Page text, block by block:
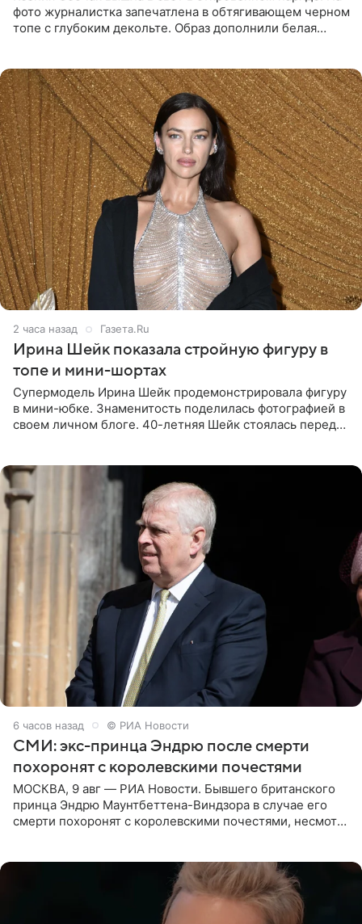
фото журналистка запечатлена в обтягивающем черном
топе с глубоким декольте. Образ дополнили белая
2 часа назад Газета.Ru
Ирина Шейк показала стройную фигуру в
топе и мини-шортах
Супермодель Ирина Шейк продемонстрировала фигуру
в мини-юбке. Знаменитость поделилась фотографией в
своем личном блоге. 40-летняя Шейк стоялась перед
6 часов назад © РИА Новости
СМИ: экс-принца Эндрю после смерти
похоронят с королевскими почестями
МОСКВА, 9 авг — РИА Новости. Бывшего британского
принца Эндрю Маунтбеттена-Виндзора в случае его
смерти похоронят с королевскими почестями, несмотря